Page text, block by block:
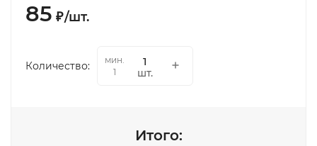
85 ₽/шт.
Количество:
мин.
1
шт.
Итого: